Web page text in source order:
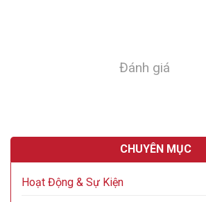
Đánh giá
CHUYÊN MỤC
Hoạt Động & Sự Kiện